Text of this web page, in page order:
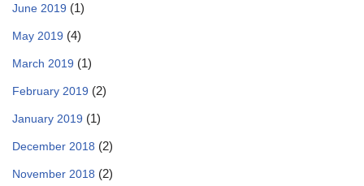
June 2019 (1)
May 2019 (4)
March 2019 (1)
February 2019 (2)
January 2019 (1)
December 2018 (2)
November 2018 (2)